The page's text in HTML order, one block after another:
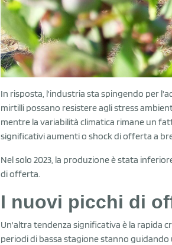
In risposta, l'industria sta spingendo per
mirtilli possano resistere agli stress
mentre la variabilità climatica rimane un
significativi aumenti o shock di offerta a
Nel solo 2023, la produzione è stata
di offerta.
I nuovi picchi di
Un'altra tendenza significativa è la rapida
periodi di bassa stagione stanno